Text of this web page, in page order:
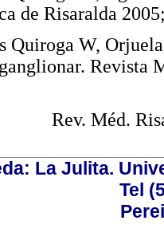
de Risaralda
Quiroga W,
Revista
Rev. Méd.
La Julita.
Tel